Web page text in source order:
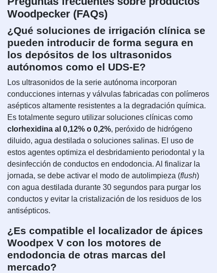
Woodpecker (FAQs)
¿Qué soluciones de irrigación clínica se
pueden introducir de forma segura en
los depósitos de los ultrasonidos
autónomos como el UDS-E?
Los ultrasonidos de la serie autónoma incorporan
conducciones internas y válvulas fabricadas con polímeros
asépticos altamente resistentes a la degradación química.
Es totalmente seguro utilizar soluciones clínicas como
clorhexidina al 0,12% o 0,2%, peróxido de hidrógeno
diluido, agua destilada o soluciones salinas. El uso de
estos agentes optimiza el desbridamiento periodontal y la
desinfección de conductos en endodoncia. Al finalizar la
jornada, se debe activar el modo de autolimpieza (flush)
con agua destilada durante 30 segundos para purgar los
conductos y evitar la cristalización de los residuos de los
antisépticos.
¿Es compatible el localizador de ápices
Woodpex V con los motores de
endodoncia de otras marcas del
mercado?